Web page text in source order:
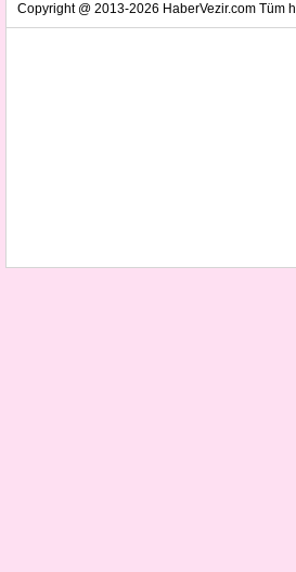
Copyright @ 2013-2026 HaberVezir.com Tüm